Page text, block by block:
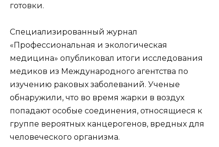
готовки.
Специализированный журнал
«Профессиональная и экологическая
медицина» опубликовал итоги исследования
медиков из Международного агентства по
изучению раковых заболеваний. Ученые
обнаружили, что во время жарки в воздух
попадают особые соединения, относящиеся к
группе вероятных канцерогенов, вредных для
человеческого организма.